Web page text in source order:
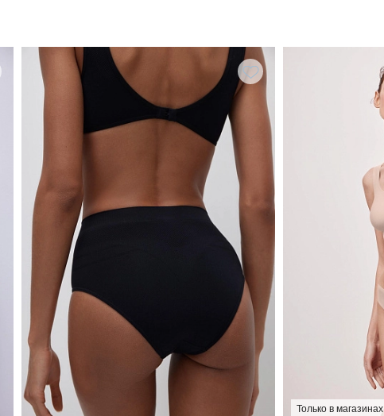
Только в магазинах